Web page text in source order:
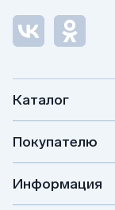
Каталог
Покупателю
Информация